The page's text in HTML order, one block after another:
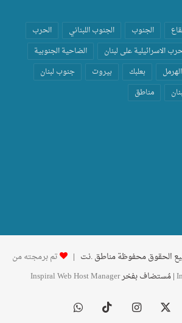
الجنوب الجنوب اللبناني
الحرب
الاسرائيلية على لبنان
الضاحية الجنوبية
الهرمل بعلبك بيروت
جنوب لبنان
مناطق
تم برمجته من
| مُستضاف بفخرInspiral Web Host Manager
انستقرام ‫TikTokواتساب